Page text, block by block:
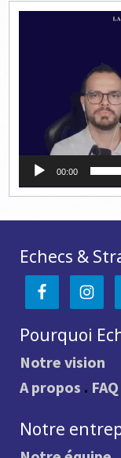
00:00
Echecs &
Pourquoi
Notre vision
A propos . FAQ
Notre